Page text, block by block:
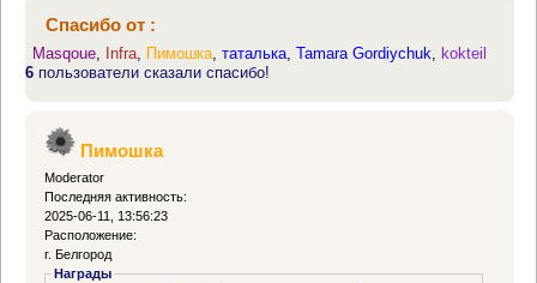
Спасибо от :
Masqoue, Infra, Пимошка,таталька,Tamara Gordiychuk, kokteil
6 пользователи сказали спасибо!
Пимошка
Moderator
Последняя активность:
2025-06-11, 13:56:23
Расположение:
г. Белгород
Награды